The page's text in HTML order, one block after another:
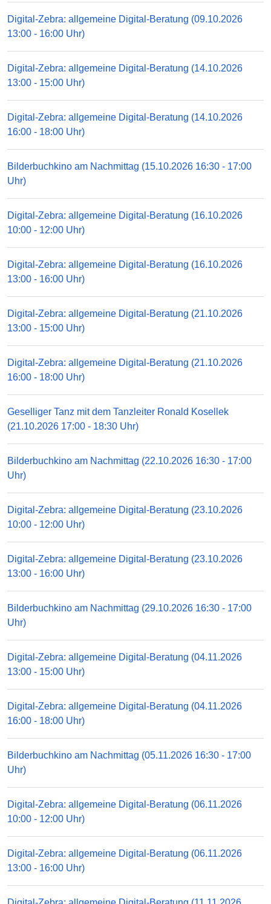
Digital-Zebra: allgemeine Digital-Beratung (09.10.2026
13:00 - 16:00 Uhr)
Digital-Zebra: allgemeine Digital-Beratung (14.10.2026
13:00 - 15:00 Uhr)
Digital-Zebra: allgemeine Digital-Beratung (14.10.2026
16:00 - 18:00 Uhr)
Bilderbuchkino am Nachmittag (15.10.2026 16:30 - 17:00
Uhr)
Digital-Zebra: allgemeine Digital-Beratung (16.10.2026
10:00 - 12:00 Uhr)
Digital-Zebra: allgemeine Digital-Beratung (16.10.2026
13:00 - 16:00 Uhr)
Digital-Zebra: allgemeine Digital-Beratung (21.10.2026
13:00 - 15:00 Uhr)
Digital-Zebra: allgemeine Digital-Beratung (21.10.2026
16:00 - 18:00 Uhr)
Geselliger Tanz mit dem Tanzleiter Ronald Kosellek
(21.10.2026 17:00 - 18:30 Uhr)
Bilderbuchkino am Nachmittag (22.10.2026 16:30 - 17:00
Uhr)
Digital-Zebra: allgemeine Digital-Beratung (23.10.2026
10:00 - 12:00 Uhr)
Digital-Zebra: allgemeine Digital-Beratung (23.10.2026
13:00 - 16:00 Uhr)
Bilderbuchkino am Nachmittag (29.10.2026 16:30 - 17:00
Uhr)
Digital-Zebra: allgemeine Digital-Beratung (04.11.2026
13:00 - 15:00 Uhr)
Digital-Zebra: allgemeine Digital-Beratung (04.11.2026
16:00 - 18:00 Uhr)
Bilderbuchkino am Nachmittag (05.11.2026 16:30 - 17:00
Uhr)
Digital-Zebra: allgemeine Digital-Beratung (06.11.2026
10:00 - 12:00 Uhr)
Digital-Zebra: allgemeine Digital-Beratung (06.11.2026
13:00 - 16:00 Uhr)